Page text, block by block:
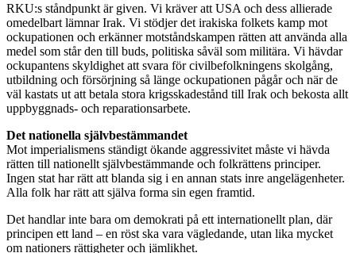
RKU:s ståndpunkt är given. Vi kräver att USA och dess allierade
omedelbart lämnar Irak. Vi stödjer det irakiska folkets kamp mot
ockupationen och erkänner motståndskampen rätten att använda alla
medel som står den till buds, politiska såväl som militära. Vi hävdar
ockupantens skyldighet att svara för civilbefolkningens skolgång,
utbildning och försörjning så länge ockupationen pågår och när de
väl kastats ut att betala stora krigsskadestånd till Irak och bekosta allt
uppbyggnads- och reparationsarbete.
Det nationella självbestämmandet
Mot imperialismens ständigt ökande aggressivitet måste vi hävda
rätten till nationellt självbestämmande och folkrättens principer.
Ingen stat har rätt att blanda sig i en annan stats inre angelägenheter.
Alla folk har rätt att själva forma sin egen framtid.
Det handlar inte bara om demokrati på ett internationellt plan, där
principen ett land – en röst ska vara vägledande, utan lika mycket
om nationers rättigheter och jämlikhet.